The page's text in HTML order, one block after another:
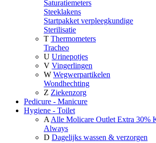
Saturatiemeters
Steeklakens
Startpakket verpleegkundige
Sterilisatie
T Thermometers
Tracheo
U Urinepotjes
V Vingerlingen
W Wegwerpartikelen
Wondhechting
Z Ziekenzorg
Pedicure - Manicure
Hygiene - Toilet
A Alle Molicare Outlet Extra 30%
Always
D Dagelijks wassen & verzorgen